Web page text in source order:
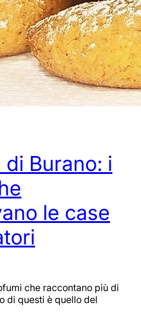
Burano: i
le case
che raccontano più di
di questi è quello del